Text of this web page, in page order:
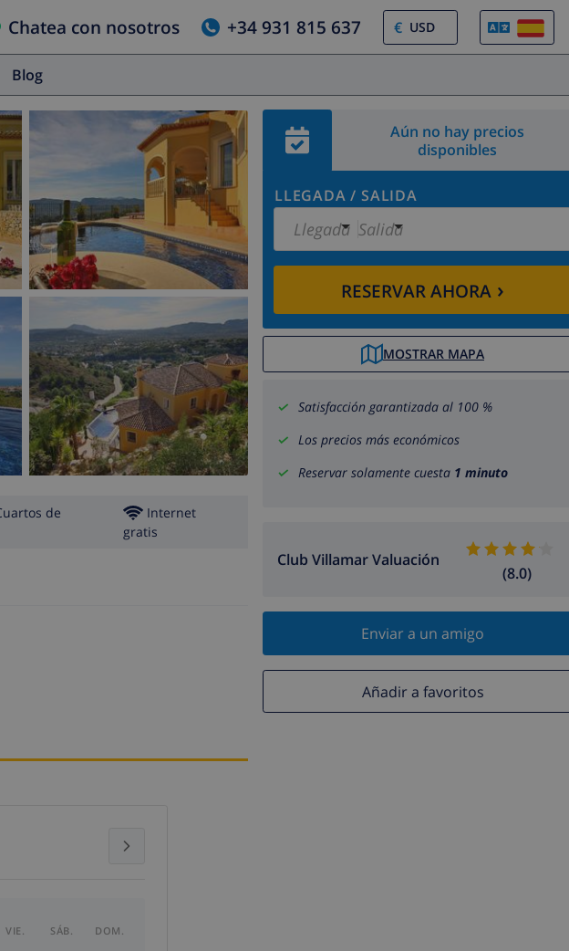
Chatea con nosotros +34 931 815 637 €
Blog
Aún no hay precios
disponibles
LLEGADA / SALIDA
Llegada Salida
RESERVAR AHORA ›
MOSTRAR MAPA
Satisfacción garantizada al 100 %
Los precios más económicos
Reservar solamente cuesta 1 minuto
Club Villamar Valuación
(8.0)
Enviar a un amigo
Añadir a favoritos
de
Internet
gratis
VIE. SÁB. DOM.